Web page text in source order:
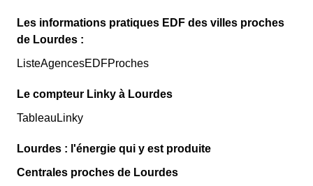
Les informations pratiques EDF des villes proches
de Lourdes :
ListeAgencesEDFProches
Le compteur Linky à Lourdes
TableauLinky
Lourdes : l'énergie qui y est produite
Centrales proches de Lourdes